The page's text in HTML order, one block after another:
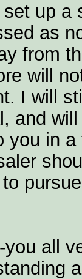
set up a
as
from
will
I will
and
you in
you all